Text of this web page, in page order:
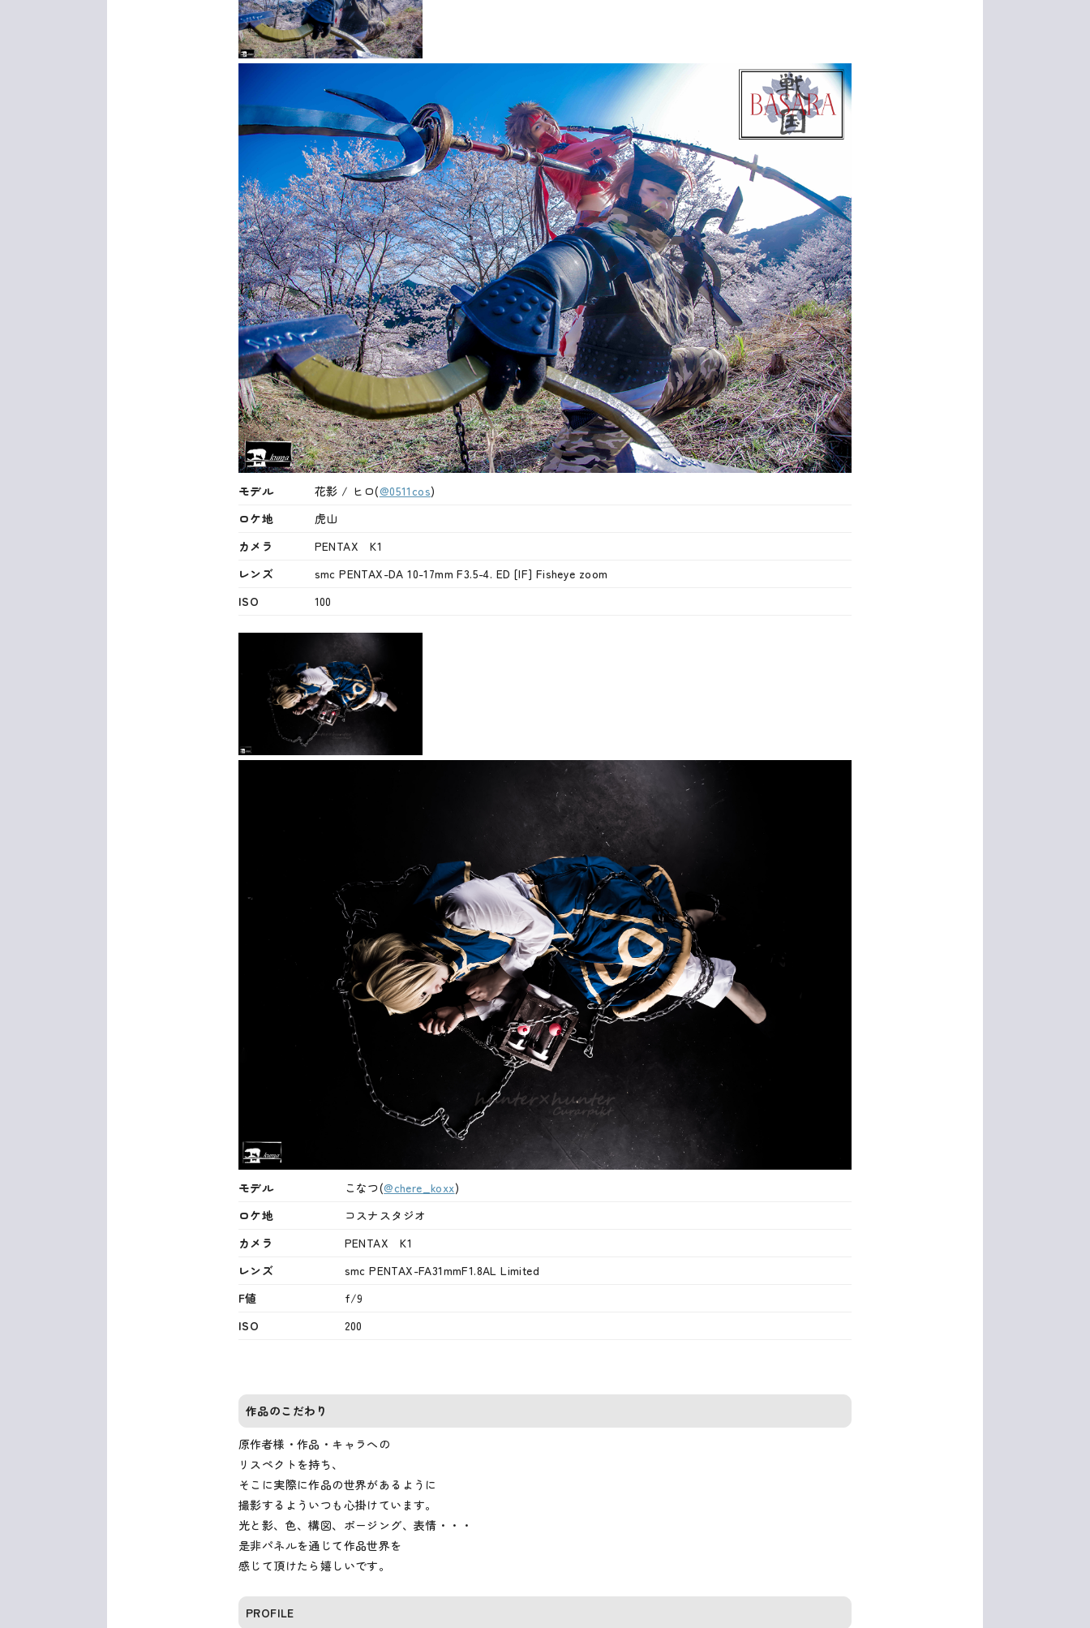
モデル 花影 / ヒロ(@0511cos)
ロケ地
虎山
カメラ
PENTAX K1
レンズ
smc PENTAX-DA 10-17mm F3.5-4. ED [IF] Fisheye zoom
ISO
100
モデル こなつ(@chere_koxx)
ロケ地
コスナスタジオ
カメラ
PENTAX K1
レンズ
smc PENTAX-FA31mmF1.8AL Limited
F値
f/9
ISO
200
作品のこだわり
原作者様・作品・キャラへの
リスペクトを持ち、
そこに実際に作品の世界があるように
撮影するよういつも心掛けています。
光と影、色、構図、ポージング、表情・・・
是非パネルを通じて作品世界を
感じて頂けたら嬉しいです。
PROFILE